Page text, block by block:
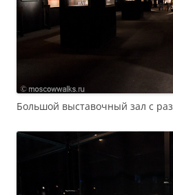
Большой выставочный зал с